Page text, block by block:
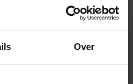
Over
werkdag doorkomt of een
jouw energie en comfort